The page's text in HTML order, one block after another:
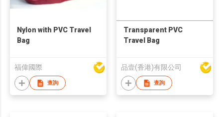
Nylon with PVC Travel
Bag
福偉國際
查詢
Transparent PVC
Travel Bag
品壹(香港)有限公司
查詢